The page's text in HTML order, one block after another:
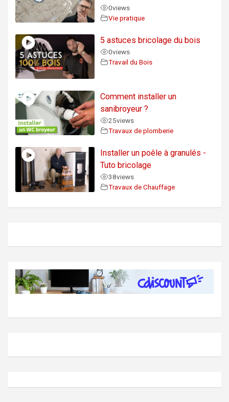
0views
Vie pratique
5 astuces bricolage du bois
0views
Travail du Bois
Comment installer un
sanibroyeur ?
25views
Travaux de plomberie
Installer un poêle à granulés -
Tuto bricolage
38views
Travaux de Chauffage